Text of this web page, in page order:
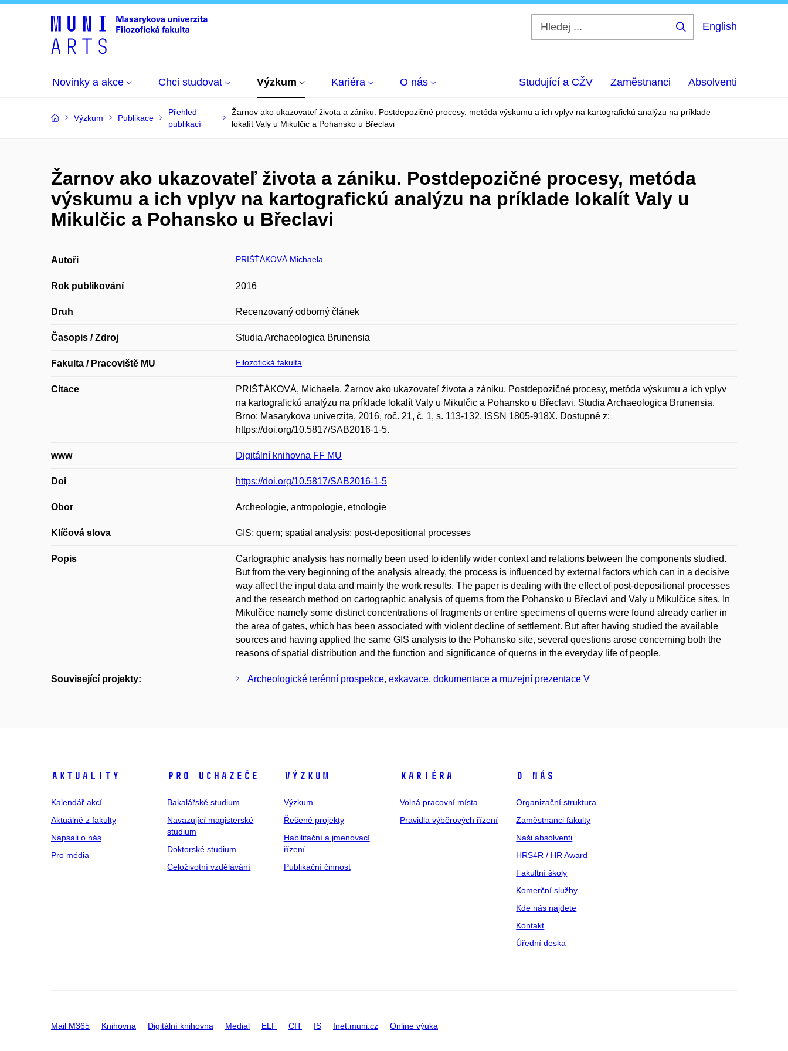
English
Novinky a akce Chci studovat Výzkum Kariéra O nás Studující a CŽV Zaměstnanci Absolventi
Výzkum Publikace
Přehled
publikací
Žarnov ako ukazovateľ života a zániku. Postdepozičné procesy, metóda výskumu a ich vplyv na kartografickú analýzu na príklade
lokalít Valy u Mikulčic a Pohansko u Břeclavi
Žarnov ako ukazovateľ života a zániku. Postdepozičné procesy, metóda
výskumu a ich vplyv na kartografickú analýzu na príklade lokalít Valy u
Mikulčic a Pohansko u Břeclavi
Autoři PRIŠŤÁKOVÁ Michaela
Rok publikování 2016
Druh Recenzovaný odborný článek
Časopis / Zdroj Studia Archaeologica Brunensia
Fakulta / Pracoviště MU Filozofická fakulta
Citace
PRIŠŤÁKOVÁ, Michaela. Žarnov ako ukazovateľ života a zániku. Postdepozičné procesy, metóda výskumu a ich vplyv
na kartografickú analýzu na príklade lokalít Valy u Mikulčic a Pohansko u Břeclavi. Studia Archaeologica Brunensia.
Brno: Masarykova univerzita, 2016, roč. 21, č. 1, s. 113-132. ISSN 1805-918X. Dostupné z:
https://doi.org/10.5817/SAB2016-1-5.
www Digitální knihovna FF MU
Doi https://doi.org/10.5817/SAB2016-1-5
Obor Archeologie, antropologie, etnologie
Klíčová slova GIS; quern; spatial analysis; post-depositional processes
Popis
Cartographic analysis has normally been used to identify wider context and relations between the components studied.
But from the very beginning of the analysis already, the process is influenced by external factors which can in a decisive
way affect the input data and mainly the work results. The paper is dealing with the effect of post-depositional processes
and the research method on cartographic analysis of querns from the Pohansko u Břeclavi and Valy u Mikulčice sites. In
Mikulčice namely some distinct concentrations of fragments or entire specimens of querns were found already earlier in
the area of gates, which has been associated with violent decline of settlement. But after having studied the available
sources and having applied the same GIS analysis to the Pohansko site, several questions arose concerning both the
reasons of spatial distribution and the function and significance of querns in the everyday life of people.
Související projekty: Archeologické terénní prospekce, exkavace, dokumentace a muzejní prezentace V
Aktuality
Kalendář akcí
Aktuálně z fakulty
Napsali o nás
Pro média
Pro uchazeče
Bakalářské studium
Navazující magisterské
studium
Doktorské studium
Celoživotní vzdělávání
Výzkum
Výzkum
Řešené projekty
Habilitační a jmenovací
řízení
Publikační činnost
Kariéra
Volná pracovní místa
Pravidla výběrových řízení
O nás
Organizační struktura
Zaměstnanci fakulty
Naši absolventi
HRS4R / HR Award
Fakultní školy
Komerční služby
Kde nás najdete
Kontakt
Úřední deska
Mail M365 Knihovna Digitální knihovna Medial ELF CIT IS Inet.muni.cz Online výuka